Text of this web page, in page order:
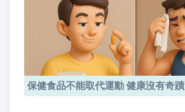
保健食品不能取代運動 健康沒有奇蹟